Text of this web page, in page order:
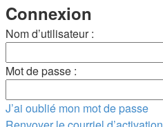
Connexion
Nom d’utilisateur :
Mot de passe :
J’ai oublié mon mot de passe